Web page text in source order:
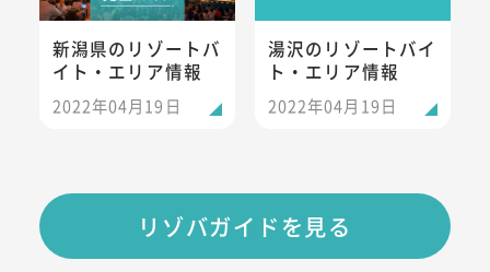
新潟県のリゾートバ
イト・エリア情報
2022年04月19日
湯沢のリゾートバイ
ト・エリア情報
2022年04月19日
リゾバガイドを見る